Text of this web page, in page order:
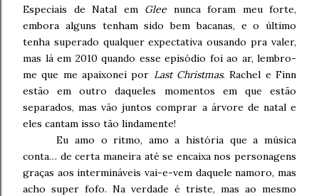
Especiais de Natal em Glee nunca foram meu forte,
embora alguns tenham sido bem bacanas, e o último
tenha superado qualquer expectativa ousando pra valer,
mas lá em 2010 quando esse episódio foi ao ar, lembro-
me que me apaixonei por Last Christmas. Rachel e Finn
estão em outro daqueles momentos em que estão
separados, mas vão juntos comprar a árvore de natal e
eles cantam isso tão lindamente!
Eu amo o ritmo, amo a história que a música
conta… de certa maneira até se encaixa nos personagens
graças aos intermináveis vai-e-vem daquele namoro, mas
acho super fofo. Na verdade é triste, mas ao mesmo